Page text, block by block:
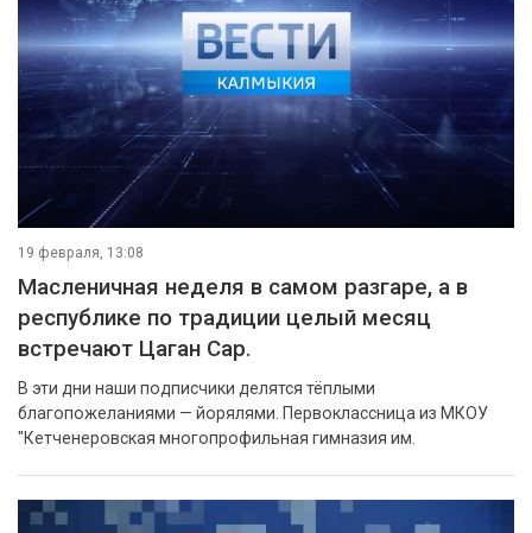
19 февраля, 13:08
Масленичная неделя в самом разгаре, а в
республике по традиции целый месяц
встречают Цаган Сар.
В эти дни наши подписчики делятся тёплыми
благопожеланиями — йорялями. Первоклассница из МКОУ
"Кетченеровская многопрофильная гимназия им.